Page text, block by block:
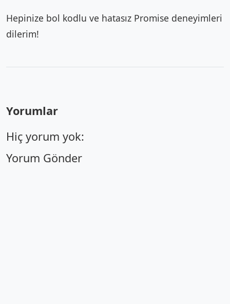
Hepinize bol kodlu ve hatasız Promise deneyimleri
dilerim!
Yorumlar
Hiç yorum yok:
Yorum Gönder